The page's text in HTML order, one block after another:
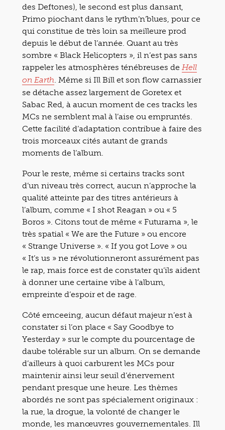
des Deftones), le second est plus dansant,
Primo piochant dans le rythm’n’blues, pour ce
qui constitue de très loin sa meilleure prod
depuis le début de l’année. Quant au très
sombre « Black Helicopters », il n’est pas sans
rappeler les atmosphères ténébreuses de Hell
on Earth
. Même si Ill Bill et son flow carnassier
se détache assez largement de Goretex et
Sabac Red, à aucun moment de ces tracks les
MCs ne semblent mal à l’aise ou empruntés.
Cette facilité d’adaptation contribue à faire des
trois morceaux cités autant de grands
moments de l’album.
Pour le reste, même si certains tracks sont
d’un niveau très correct, aucun n’approche la
qualité atteinte par des titres antérieurs à
l’album, comme « I shot Reagan » ou « 5
Boros ». Citons tout de même « Futurama », le
très spatial « We are the Future » ou encore
« Strange Universe ». « If you got Love » ou
« It’s us » ne révolutionneront assurément pas
le rap, mais force est de constater qu’ils aident
à donner une certaine vibe à l’album,
empreinte d’espoir et de rage.
Côté emceeing, aucun défaut majeur n’est à
constater si l’on place « Say Goodbye to
Yesterday » sur le compte du pourcentage de
daube tolérable sur un album. On se demande
d’ailleurs à quoi carburent les MCs pour
maintenir ainsi leur seuil d’énervement
pendant presque une heure. Les thèmes
abordés ne sont pas spécialement originaux :
la rue, la drogue, la volonté de changer le
monde, les manœuvres gouvernementales. Ill